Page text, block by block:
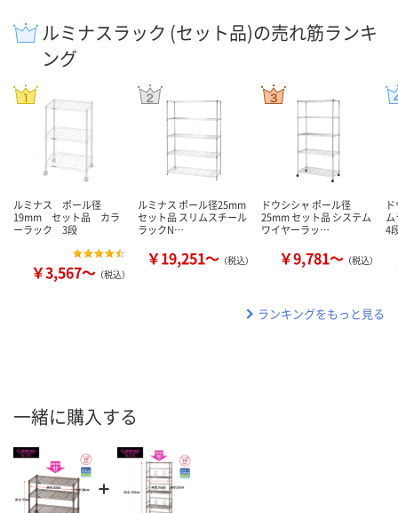
ルミナスラック (セット品)の売れ筋ランキ
ング
ルミナス ポール径
19mm セット品 カラ
ーラック 3段
￥3,567～ （税込）
ルミナス ポール径25mm
セット品 スリムスチール
ラックN…
￥19,251～ （税込）
ドウシシャ ポール径
25mm セット品 システム
ワイヤーラッ…
￥9,781～ （税込）
4
ランキングをもっと見る
一緒に購入する